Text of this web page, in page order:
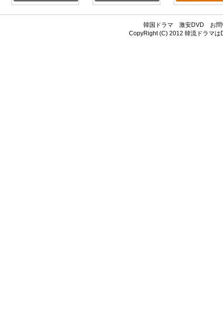
韓国ドラマ 激安DVD
お
CopyRight (C) 2012韓流ドラマは